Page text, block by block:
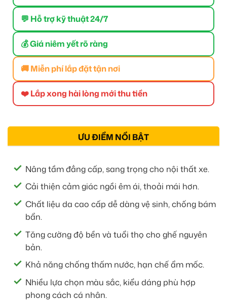
💬 Hỗ trợ kỹ thuật 24/7
💰 Giá niêm yết rõ ràng
🚚 Miễn phí lắp đặt tận nơi
❤️ Lắp xong hài lòng mới thu tiền
ƯU ĐIỂM NỔI BẬT
Nâng tầm đẳng cấp, sang trọng cho nội thất xe.
Cải thiện cảm giác ngồi êm ái, thoải mái hơn.
Chất liệu da cao cấp dễ dàng vệ sinh, chống bám
bẩn.
Tăng cường độ bền và tuổi thọ cho ghế nguyên
bản.
Khả năng chống thấm nước, hạn chế ẩm mốc.
Nhiều lựa chọn màu sắc, kiểu dáng phù hợp
phong cách cá nhân.